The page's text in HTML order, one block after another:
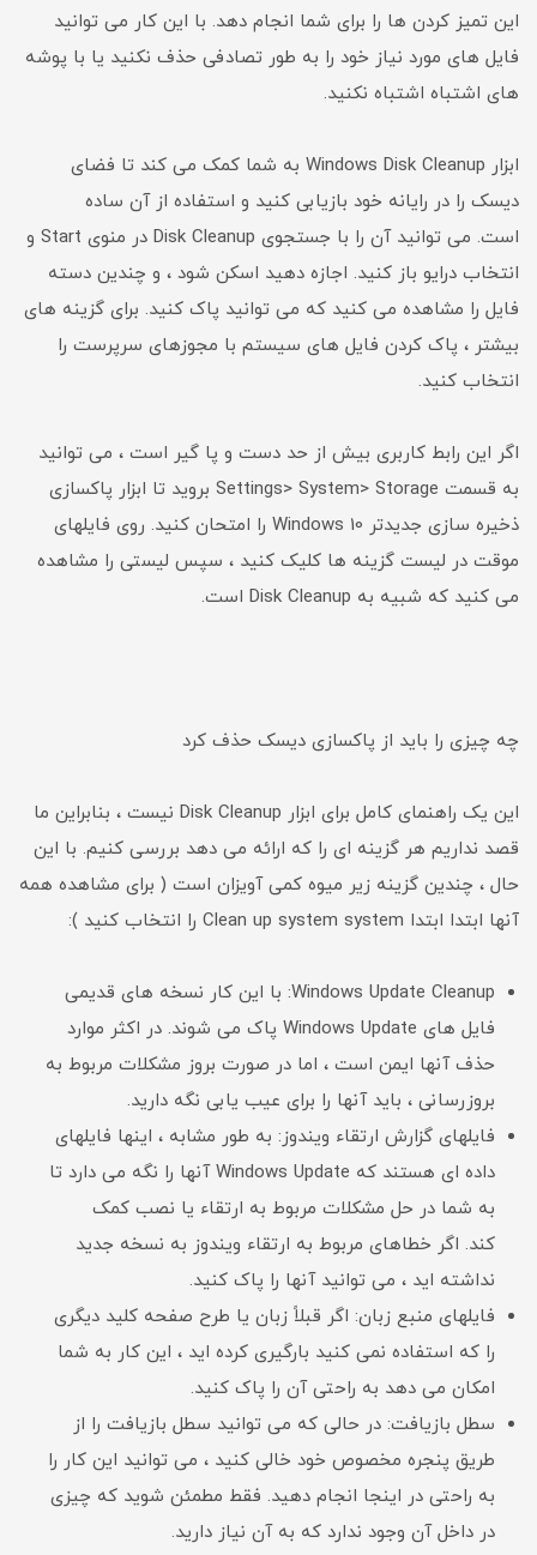
این تمیز کردن ها را برای شما انجام دهد. با این کار می توانید
فایل های مورد نیاز خود را به طور تصادفی حذف نکنید یا با پوشه
های اشتباه اشتباه نکنید.
ابزار Windows Disk Cleanup به شما کمک می کند تا فضای
دیسک را در رایانه خود بازیابی کنید و استفاده از آن ساده
است. می توانید آن را با جستجوی Disk Cleanup در منوی Start و
انتخاب درایو باز کنید. اجازه دهید اسکن شود ، و چندین دسته
فایل را مشاهده می کنید که می توانید پاک کنید. برای گزینه های
بیشتر ، پاک کردن فایل های سیستم با مجوزهای سرپرست را
انتخاب کنید.
اگر این رابط کاربری بیش از حد دست و پا گیر است ، می توانید
به قسمت Settings> System> Storage بروید تا ابزار پاکسازی
ذخیره سازی جدیدتر Windows 10 را امتحان کنید. روی فایلهای
موقت در لیست گزینه ها کلیک کنید ، سپس لیستی را مشاهده
می کنید که شبیه به Disk Cleanup است.
چه چیزی را باید از پاکسازی دیسک حذف کرد
این یک راهنمای کامل برای ابزار Disk Cleanup نیست ، بنابراین ما
قصد نداریم هر گزینه ای را که ارائه می دهد بررسی کنیم. با این
حال ، چندین گزینه زیر میوه کمی آویزان است ( برای مشاهده همه
آنها ابتدا ابتدا Clean up system system را انتخاب کنید ):
Windows Update Cleanup: با این کار نسخه های قدیمی
فایل های Windows Update پاک می شوند. در اکثر موارد
حذف آنها ایمن است ، اما در صورت بروز مشکلات مربوط به
بروزرسانی ، باید آنها را برای عیب یابی نگه دارید.
فایلهای گزارش ارتقاء ویندوز: به طور مشابه ، اینها فایلهای
داده ای هستند که Windows Update آنها را نگه می دارد تا
به شما در حل مشکلات مربوط به ارتقاء یا نصب کمک
کند. اگر خطاهای مربوط به ارتقاء ویندوز به نسخه جدید
نداشته اید ، می توانید آنها را پاک کنید.
فایلهای منبع زبان: اگر قبلاً زبان یا طرح صفحه کلید دیگری
را که استفاده نمی کنید بارگیری کرده اید ، این کار به شما
امکان می دهد به راحتی آن را پاک کنید.
سطل بازیافت: در حالی که می توانید سطل بازیافت را از
طریق پنجره مخصوص خود خالی کنید ، می توانید این کار را
به راحتی در اینجا انجام دهید. فقط مطمئن شوید که چیزی
در داخل آن وجود ندارد که به آن نیاز دارید.